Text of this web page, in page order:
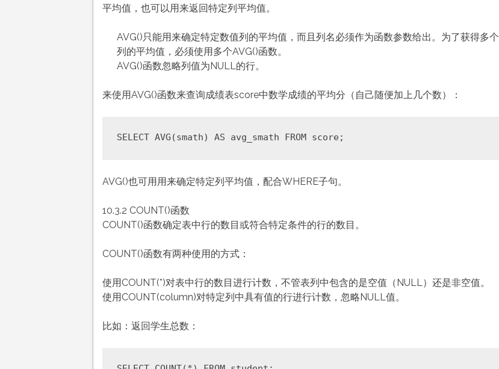
平均值，也可以用来返回特定列平均值。
AVG()只能用来确定特定数值列的平均值，而且列名必须作为函数参数给出。为了获得多个
列的平均值，必须使用多个AVG()函数。
AVG()函数忽略列值为NULL的行。
来使用AVG()函数来查询成绩表score中数学成绩的平均分（自己随便加上几个数）：
AVG()也可用用来确定特定列平均值，配合WHERE子句。
10.3.2 COUNT()函数
COUNT()函数确定表中行的数目或符合特定条件的行的数目。
COUNT()函数有两种使用的方式：
使用COUNT(*)对表中行的数目进行计数，不管表列中包含的是空值（NULL）还是非空值。
使用COUNT(column)对特定列中具有值的行进行计数，忽略NULL值。
比如：返回学生总数：